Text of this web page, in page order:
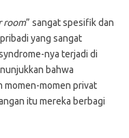
room” sangat spesifik dan
yang sangat
nya terjadi di
bahwa
momen-momen privat
itu mereka berbagi